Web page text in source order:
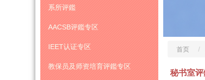
系所评鑑
AACSB评鑑专区
IEET认证专区
教保员及师资培育评鑑专区
首页
秘书室